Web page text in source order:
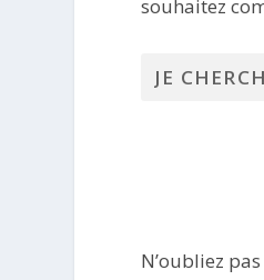
souhaitez
N’oubliez